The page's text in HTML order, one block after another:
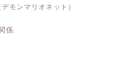
モンマリオネット）
係